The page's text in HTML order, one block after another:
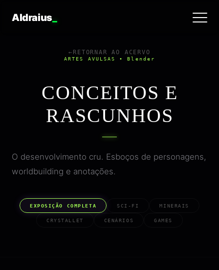
Aldraius_
← RETORNAR AO ACERVO
ARTES AVULSAS • Blender
CONCEITOS E
RASCUNHOS
O desenvolvimento cru. Esboços de personagens,
worldbuilding e anotações.
EXPOSIÇÃO COMPLETA SCI-FI MINERAIS
CRYSTALLET CENÁRIOS GAMES